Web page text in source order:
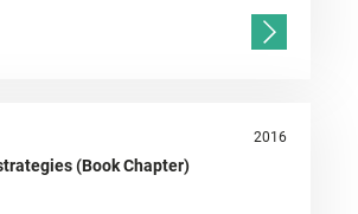
2016
(Book Chapter)